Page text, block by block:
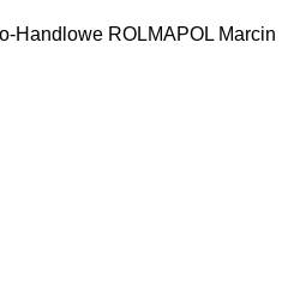
Handlowe ROLMAPOL Marcin